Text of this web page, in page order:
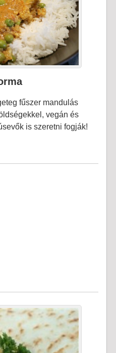
fűszer mandulás
vegán és
is szeretni fogják!